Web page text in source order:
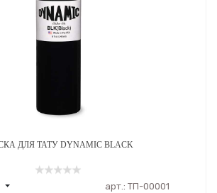
ДЛЯ ТАТУ DYNAMIC BLACK
арт.: ТП-00001